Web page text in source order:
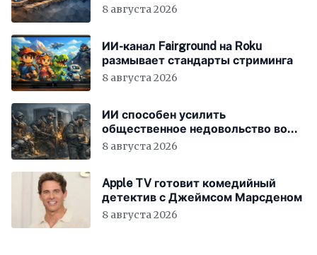
8 августа 2026
ИИ-канал Fairground на Roku
размывает стандарты стриминга
8 августа 2026
ИИ способен усилить
общественное недовольство во
всём мире
8 августа 2026
Apple TV готовит комедийный
детектив с Джеймсом Марсденом
8 августа 2026